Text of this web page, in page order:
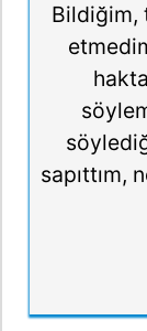
Bildiğim,
sapıttım,